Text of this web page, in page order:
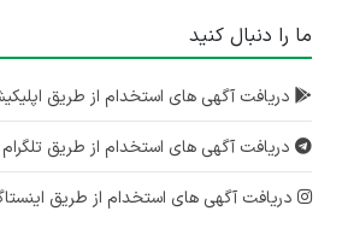
ما را دنبال کنید
دریافت آگهی های استخدام از طریق
دریافت آگهی های استخدام از طریق تلگرام
دریافت آگهی های استخدام از طریق